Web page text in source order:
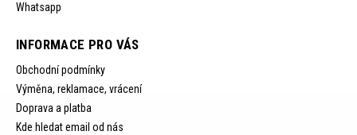
Whatsapp
INFORMACE PRO VÁS
Obchodní podmínky
Výměna, reklamace, vrácení
Doprava a platba
Kde hledat email od nás